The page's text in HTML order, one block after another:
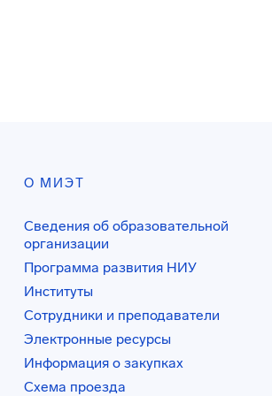
О МИЭТ
Сведения об образовательной
организации
Программа развития НИУ
Институты
Сотрудники и преподаватели
Электронные ресурсы
Информация о закупках
Схема проезда